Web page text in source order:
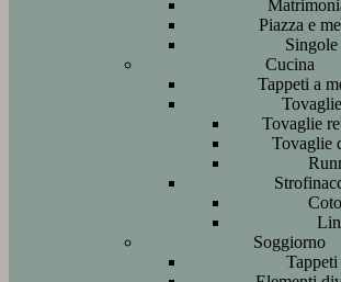
Piazza e
Singole
Cucina
Tappeti a
Tovaglie
Tovaglie
Tovaglie
Soggiorno
Tappeti